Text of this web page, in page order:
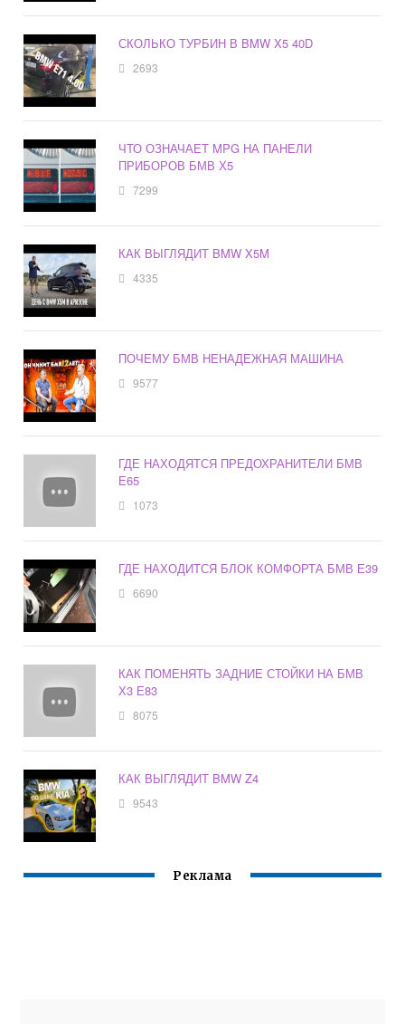
СКОЛЬКО ТУРБИН В BMW X5 40D
2693
ЧТО ОЗНАЧАЕТ MPG НА ПАНЕЛИ
ПРИБОРОВ БМВ Х5
7299
КАК ВЫГЛЯДИТ BMW X5M
4335
ПОЧЕМУ БМВ НЕНАДЕЖНАЯ МАШИНА
9577
ГДЕ НАХОДЯТСЯ ПРЕДОХРАНИТЕЛИ БМВ
Е65
1073
ГДЕ НАХОДИТСЯ БЛОК КОМФОРТА БМВ Е39
6690
КАК ПОМЕНЯТЬ ЗАДНИЕ СТОЙКИ НА БМВ
Х3 Е83
8075
КАК ВЫГЛЯДИТ BMW Z4
9543
Реклама